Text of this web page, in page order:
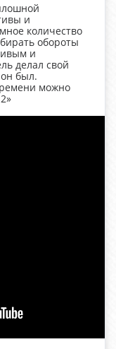
и
количество
обороты
и
делал свой
был.
можно